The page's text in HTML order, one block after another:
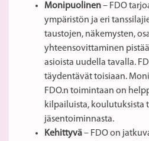
Monipuolinen– FDO
ympäristön ja eri
taustojen, näkemysten,
yhteensovittaminen
asioista uudella tavalla.
täydentävät toisiaan.
FDO.n toimintaan on
kilpailuista, koulutuksista
jäsentoiminnasta.
Kehittyvä– FDO on